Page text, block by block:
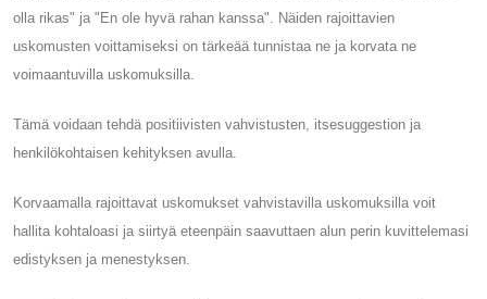
olla rikas" ja "En ole hyvä rahan kanssa". Näiden rajoittavien
uskomusten voittamiseksi on tärkeää tunnistaa ne ja korvata ne
voimaantuvilla uskomuksilla.
Tämä voidaan tehdä positiivisten vahvistusten, itsesuggestion ja
henkilökohtaisen kehityksen avulla.
Korvaamalla rajoittavat uskomukset vahvistavilla uskomuksilla voit
hallita kohtaloasi ja siirtyä eteenpäin saavuttaen alun perin kuvittelemasi
edistyksen ja menestyksen.